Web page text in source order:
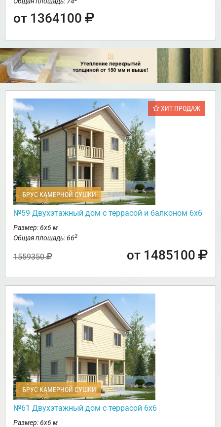
от 1364100
ХИТ ПРОДАЖ
БРУС КАМЕРНОЙ СУШКИ
№59 Двухэтажный дом с террасой и балконом 6х6
Размер: 6х6 м
Общая площадь: 662
1559350 от 1485100
БРУС КАМЕРНОЙ СУШКИ
№61 Двухэтажный дом с террасой 6х6
Размер: 6х6 м